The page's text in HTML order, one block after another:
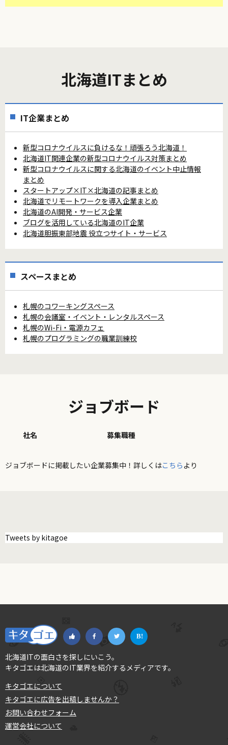
北海道ITまとめ
IT企業まとめ
新型コロナウイルスに負けるな！頑張ろう北海道！
北海道IT関連企業の新型コロナウイルス対策まとめ
新型コロナウイルスに関する北海道のイベント中止情報
まとめ
スタートアップ×IT×北海道の記事まとめ
北海道でリモートワークを導入企業まとめ
北海道のAI開発・サービス企業
ブログを活用している北海道のIT企業
北海道胆振東部地震 役立つサイト・サービス
スペースまとめ
札幌のコワーキングスペース
札幌の会議室・イベント・レンタルスペース
札幌のWi-Fi・電源カフェ
札幌のプログラミングの職業訓練校
ジョブボード
社名 募集職種
ジョブボードに掲載したい企業募集中！詳しくはこちら より
Tweets by kitagoe
北海道ITの面白さを探しにいこう。
キタゴエは北海道のIT業界を紹介するメディアです。
キタゴエについて
キタゴエに広告を出稿しませんか？
お問い合わせフォーム
運営会社について